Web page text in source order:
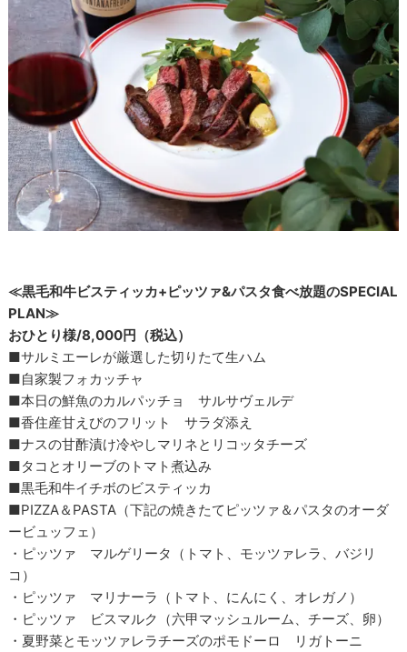
≪黒毛和牛ビスティッカ+ピッツァ&パスタ食べ放題のSPECIAL
PLAN≫
おひとり様/8,000円（税込）
■サルミエーレが厳選した切りたて生ハム
■自家製フォカッチャ
■本日の鮮魚のカルパッチョ サルサヴェルデ
■香住産甘えびのフリット サラダ添え
■ナスの甘酢漬け冷やしマリネとリコッタチーズ
■タコとオリーブのトマト煮込み
■黒毛和牛イチボのビスティッカ
■PIZZA＆PASTA（下記の焼きたてピッツァ＆パスタのオーダ
ービュッフェ）
・ピッツァ マルゲリータ（トマト、モッツァレラ、バジリ
コ）
・ピッツァ マリナーラ（トマト、にんにく、オレガノ）
・ピッツァ ビスマルク（六甲マッシュルーム、チーズ、卵）
・夏野菜とモッツァレラチーズのポモドーロ リガトーニ